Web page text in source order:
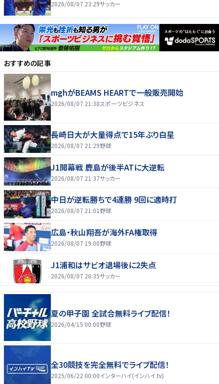
2026/08/07 23:29サッカー
おすすめの記事
mghがBEAMS HEARTで一般販売開始
2026/08/07 21:38スポーツビジネス
長崎日大が大量得点で15年ぶり白星
2026/08/07 21:29野球
J1開幕戦 鹿島が後半ATに大逆転
2026/08/07 21:37サッカー
中日が逆転勝ちで4連勝 9回に適時打
2026/08/07 21:01 野球
広島・秋山翔吾が海外FA権取得
2026/08/07 19:00野球
J1浦和はサビオ退場後に2失点
2026/08/07 20:35サッカー
夏の甲子園 全試合無料ライブ配信！
2026/04/15 00:00野球
全30競技を完全無料でライブ配信！
2025/06/22 00:00インターハイ(インハイ.tv)